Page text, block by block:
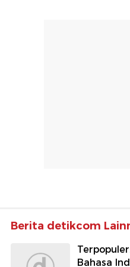
Berita detikcom
Bahasa